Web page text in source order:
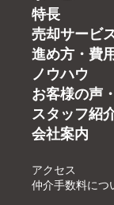
特長
売却サービ
進め方・費用
ノウハウ
お客様の声
スタッフ紹
会社案内
アクセス
仲介手数料につ